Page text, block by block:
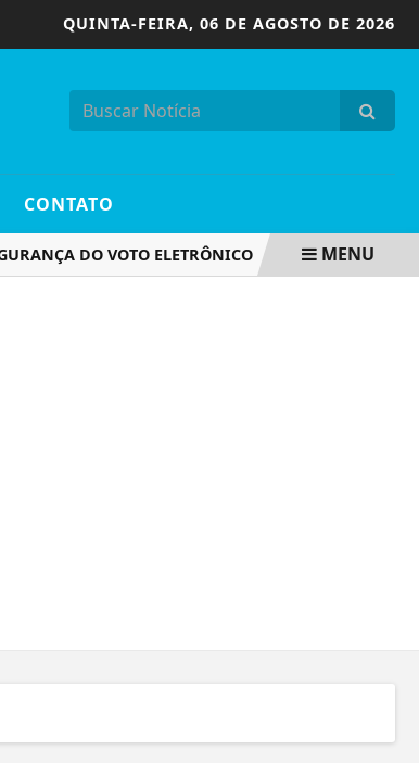
QUINTA-FEIRA, 06 DE AGOSTO DE 2026
CONTATO
DO VOTO ELETRÔNICO PARTIDO VERDE
MENU